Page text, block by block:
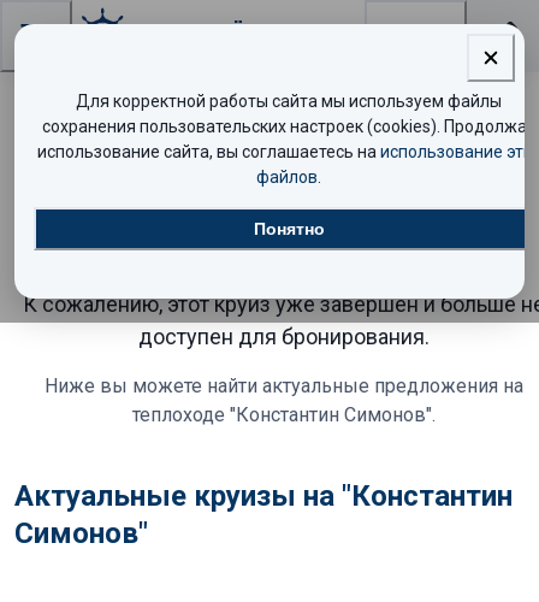
Круиз на теплоходе
"Константин Симонов"
завершён
К сожалению, этот круиз уже завершён и больше
доступен для бронирования.
Ниже вы можете найти актуальные предложения на
теплоходе "Константин Симонов".
Актуальные круизы на "Константин
Симонов"
Для корректной работы сайта мы используем файлы
сохранения пользовательских настроек (cookies). Продолжая
использование сайта, вы соглашаетесь на использование
файлов
Понятно